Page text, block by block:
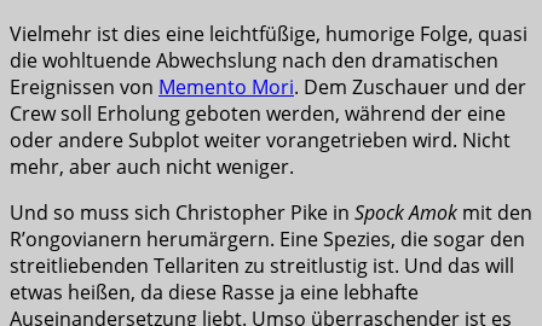
Vielmehr ist dies eine leichtfüßige, humorige Folge, quasi
die wohltuende Abwechslung nach den dramatischen
Ereignissen von Memento Mori. Dem Zuschauer und der
Crew soll Erholung geboten werden, während der eine
oder andere Subplot weiter vorangetrieben wird. Nicht
mehr, aber auch nicht weniger.
Und so muss sich Christopher Pike in Spock Amok mit den
R’ongovianern herumärgern. Eine Spezies, die sogar den
streitliebenden Tellariten zu streitlustig ist. Und das will
etwas heißen, da diese Rasse ja eine lebhafte
Auseinandersetzung liebt. Umso überraschender ist es